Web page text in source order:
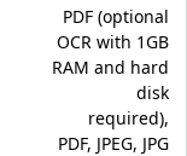
PDF (optional
OCR with 1GB
RAM and hard
disk
required),
PDF, JPEG, JPG